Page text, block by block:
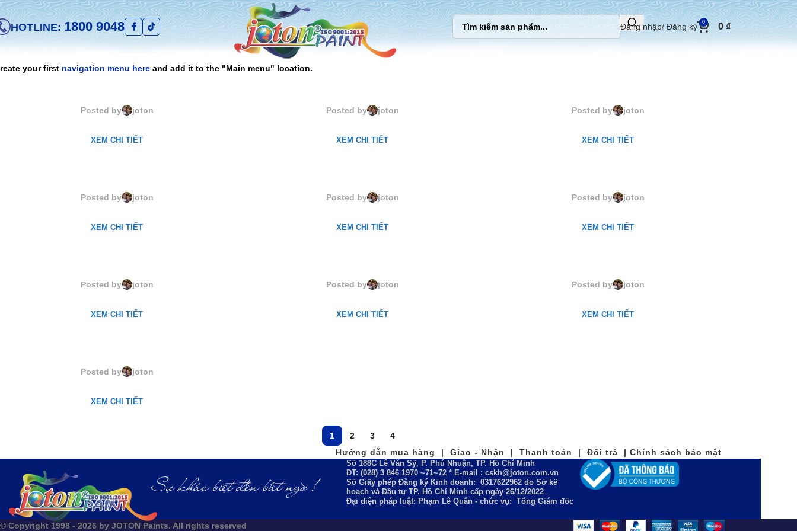
HOTLINE: 1800 9048 Đăng nhập/ Đăng ký 0 0 ₫
your first navigation menu here and add it to the "Main menu" location.
Posted by joton
XEM CHI TIẾT
Posted by joton
XEM CHI TIẾT
Posted by joton
XEM CHI TIẾT
Posted by joton
XEM CHI TIẾT
Posted by joton
XEM CHI TIẾT
Posted by joton
XEM CHI TIẾT
Posted by joton
XEM CHI TIẾT
Posted by joton
XEM CHI TIẾT
Posted by joton
XEM CHI TIẾT
Posted by joton
XEM CHI TIẾT
1 2 3
4
Hướng dẫn mua hàng | Giao - Nhận | Thanh toán | Đổi trả | Chính sách bảo mật
Số 188C Lê Văn Sỹ, P. Phú Nhuận, TP. Hồ Chí Minh
ĐT: (028) 3 846 1970 ~71~72 * E-mail : cskh@joton.com.vn
Số Giấy phép Đăng ký Kinh doanh: 0317622962 do Sở kế
hoạch và Đầu tư TP. Hồ Chí Minh cấp ngày 26/12/2022
Đại diện pháp luật: Phạm Lê Quân - chức vụ: Tổng Giám đốc
© Copyright 1998 - 2026 by JOTON Paints. All rights reserved